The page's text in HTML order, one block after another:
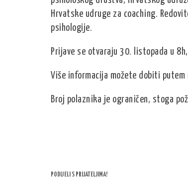
Hrvatske udruge za coaching.
psihologije.
Prijave se otvaraju 30. listopada u
Više informacija možete dobiti
Broj polaznika je ograničen, stoga
PODIJELI S PRIJATELJIMA!